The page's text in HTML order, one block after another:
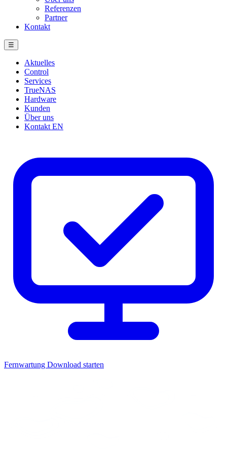
Referenzen
Partner
Kontakt
☰
Aktuelles
Control
Services
TrueNAS
Hardware
Kunden
Über uns
Kontakt EN
Fernwartung Download starten